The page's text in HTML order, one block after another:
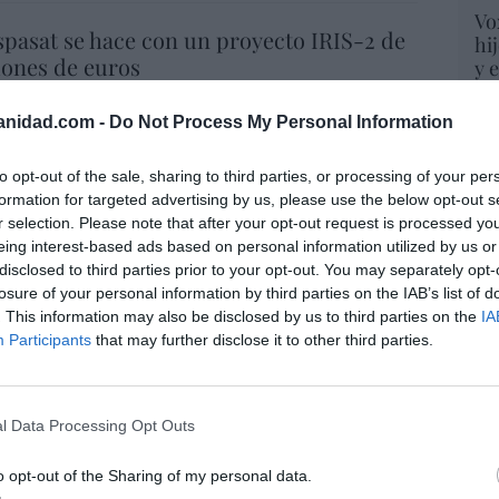
- Do Not Process My Personal Information
opt-out of the sale, sharing to third parties, or processing of your
for targeted advertising by us, please use the below opt-out
selection. Please note that after your opt-out request is processed
interest-based ads based on personal information utilized by us
to third parties prior to your opt-out. You may separately
of your personal information by third parties on the IAB’s list of
This information may also be disclosed by us to third parties on the
Participants that may further disclose it to other third parties.
Data Processing Opt Outs
opt-out of the Sharing of my personal data.
se hace con un proyecto IRIS-2 de
de euros
Discovery’ asume ya 600 millones en
su fusión con Paramount
07/08/26 15:10
británica easyJet pasará a manos del
posible: Apollo... pero no podrá hacerse
Comienza el diálogo entre chavismo y
de la oposición, pero los venezolanos
y